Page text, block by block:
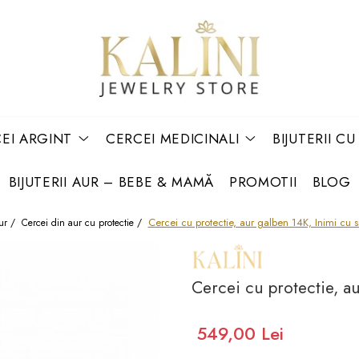
ARGINT CERCEI MEDICINALI BIJUTERII
BIJUTERII AUR – BEBE & MAMĂ PROMOTII BLOG
/ Cercei din aur cu protectie / Cercei cu protectie, aur galben 14K, Inimi cu
Cercei cu protectie,
549,00 Lei